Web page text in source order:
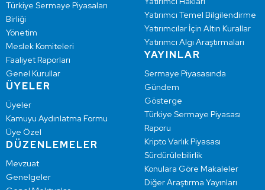
Türkiye Sermaye Piyasaları
Birliği
Yönetim
Meslek Komiteleri
Faaliyet Raporları
Genel Kurullar
ÜYELER
Üyeler
Kamuyu Aydınlatma Formu
Üye Özel
DÜZENLEMELER
Mevzuat
Genelgeler
Yatırımcı Temel Bilgilendirme
Yatırımcılar İçin Altın Kurallar
Yatırımcı Algı Araştırmaları
YAYINLAR
Sermaye Piyasasında
Gündem
Gösterge
Türkiye Sermaye Piyasası
Raporu
Kripto Varlık Piyasası
Sürdürülebilirlik
Konulara Göre Makaleler
Diğer Araştırma Yayınları